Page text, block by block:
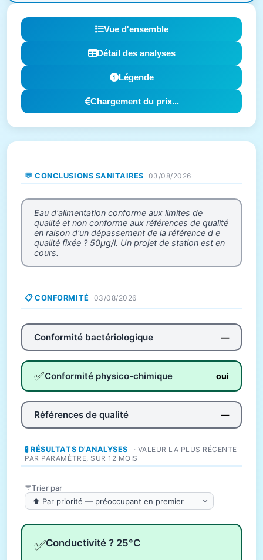
Vue d'ensemble
Détail des analyses
Légende
Chargement du prix...
💬 CONCLUSIONS SANITAIRES 03/08/2026
Eau d'alimentation conforme aux limites de
qualité et non conforme aux références de qualité
en raison d'un dépassement de la référence d e
qualité fixée ? 50µg/l. Un projet de station est en
cours.
📋 CONFORMITÉ 03/08/2026
Conformité bactériologique —
✅Conformité physico-chimique oui
Références de qualité —
🧪 RÉSULTATS D'ANALYSES
· VALEUR LA PLUS RÉCENTE
PAR PARAMÈTRE, SUR 12 MOIS
Trier par
✅Conductivité ? 25°C